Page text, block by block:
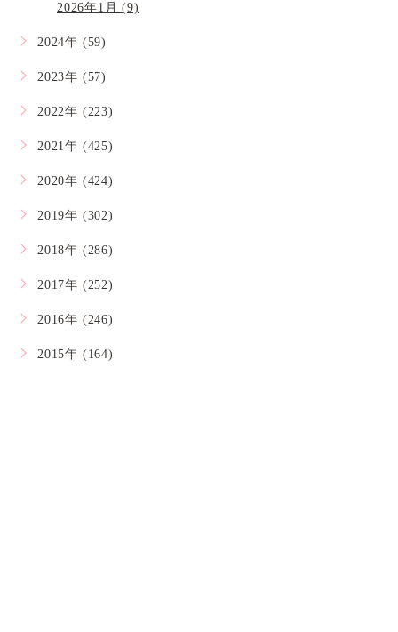
2026年1月 (9)
2024年 (59)
2023年 (57)
2022年 (223)
2021年 (425)
2020年 (424)
2019年 (302)
2018年 (286)
2017年 (252)
2016年 (246)
2015年 (164)